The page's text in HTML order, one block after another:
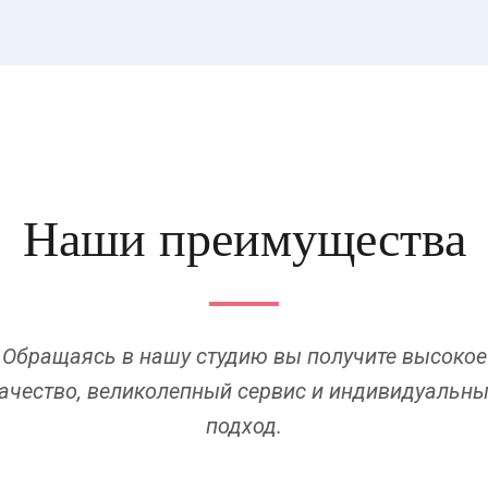
Наши преимущества
Обращаясь в нашу студию вы получите высокое
великолепный сервис и
подход.